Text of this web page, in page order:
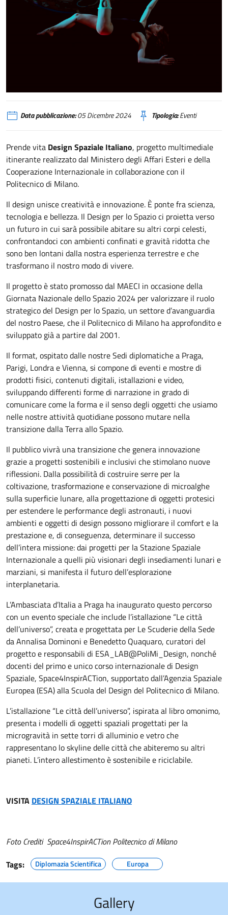
Space4InspirACTion Politecnico di Milano
Data pubblicazione:05 Dicembre 2024 Tipologia:Eventi
Prende vita Design Spaziale Italiano, progetto multimediale
itinerante realizzato dal Ministero degli Affari Esteri e della
Cooperazione Internazionale in collaborazione con il
Politecnico di Milano.
Il design unisce creatività e innovazione. È ponte fra scienza,
tecnologia e bellezza. Il Design per lo Spazio ci proietta verso
un futuro in cui sarà possibile abitare su altri corpi celesti,
confrontandoci con ambienti confinati e gravità ridotta che
sono ben lontani dalla nostra esperienza terrestre e che
trasformano il nostro modo di vivere.
Il progetto è stato promosso dal MAECI in occasione della
Giornata Nazionale dello Spazio 2024 per valorizzare il ruolo
strategico del Design per lo Spazio, un settore d’avanguardia
del nostro Paese, che il Politecnico di Milano ha approfondito e
sviluppato già a partire dal 2001.
Il format, ospitato dalle nostre Sedi diplomatiche a Praga,
Parigi, Londra e Vienna, si compone di eventi e mostre di
prodotti fisici, contenuti digitali, istallazioni e video,
sviluppando differenti forme di narrazione in grado di
comunicare come la forma e il senso degli oggetti che usiamo
nelle nostre attività quotidiane possono mutare nella
transizione dalla Terra allo Spazio.
Il pubblico vivrà una transizione che genera innovazione
grazie a progetti sostenibili e inclusivi che stimolano nuove
riflessioni. Dalla possibilità di costruire serre per la
coltivazione, trasformazione e conservazione di microalghe
sulla superficie lunare, alla progettazione di oggetti protesici
per estendere le performance degli astronauti, i nuovi
ambienti e oggetti di design possono migliorare il comfort e la
prestazione e, di conseguenza, determinare il successo
dell’intera missione: dai progetti per la Stazione Spaziale
Internazionale a quelli più visionari degli insediamenti lunari e
marziani, si manifesta il futuro dell’esplorazione
interplanetaria.
L’Ambasciata d’Italia a Praga ha inaugurato questo percorso
con un evento speciale che include l’istallazione “Le città
dell’universo”, creata e progettata per Le Scuderie della Sede
da Annalisa Dominoni e Benedetto Quaquaro, curatori del
progetto e responsabili di ESA_LAB@PoliMi_Design, nonché
docenti del primo e unico corso internazionale di Design
Spaziale, Space4InspirACTion, supportato dall’Agenzia Spaziale
Europea (ESA) alla Scuola del Design del Politecnico di Milano.
L’istallazione “Le città dell’universo”, ispirata al libro omonimo,
presenta i modelli di oggetti spaziali progettati per la
microgravità in sette torri di alluminio e vetro che
rappresentano lo skyline delle città che abiteremo su altri
pianeti. L’intero allestimento è sostenibile e riciclabile.
VISITA DESIGN SPAZIALE ITALIANO
Foto Crediti Space4InspirACTion Politecnico di Milano
Tags:
Diplomazia Scientifica Europa
Gallery